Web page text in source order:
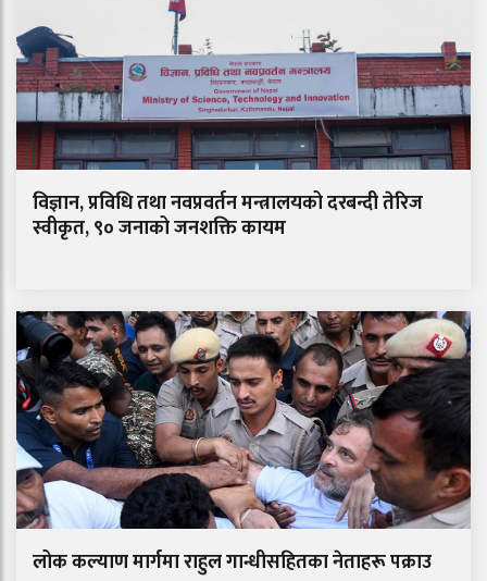
विज्ञान, प्रविधि तथा नवप्रवर्तन मन्त्रालयको दरबन्दी तेरिज
स्वीकृत, ९० जनाको जनशक्ति कायम
लोक कल्याण मार्गमा राहुल गान्धीसहितका नेताहरू पक्राउ